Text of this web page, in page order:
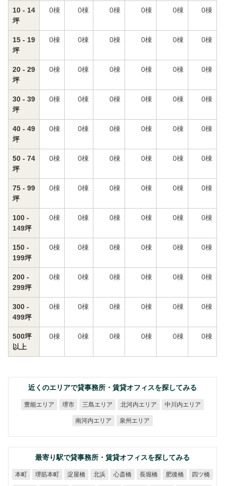
10 - 14
坪
0棟 0棟 0棟 0棟 0棟 0棟
15 - 19
坪
0棟 0棟 0棟 0棟 0棟 0棟
20 - 29
坪
0棟 0棟 0棟 0棟 0棟 0棟
30 - 39
坪
0棟 0棟 0棟 0棟 0棟 0棟
40 - 49
坪
0棟 0棟 0棟 0棟 0棟 0棟
50 - 74
坪
0棟 0棟 0棟 0棟 0棟 0棟
75 - 99
坪
0棟 0棟 0棟 0棟 0棟 0棟
100 -
149坪
0棟 0棟 0棟 0棟 0棟 0棟
150 -
199坪
0棟 0棟 0棟 0棟 0棟 0棟
200 -
299坪
0棟 0棟 0棟 0棟 0棟 0棟
300 -
499坪
0棟 0棟 0棟 0棟 0棟 0棟
500坪
以上
0棟 0棟 0棟 0棟 0棟 0棟
近くのエリアで貸事務所・賃貸オフィスを探してみる
豊能エリア 堺市 三島エリア 北河内エリア 中川内エリア
南河内エリア 泉州エリア
最寄り駅で貸事務所・賃貸オフィスを探してみる
本町 堺筋本町 淀屋橋 北浜 心斎橋 長堀橋 肥後橋 四ツ橋